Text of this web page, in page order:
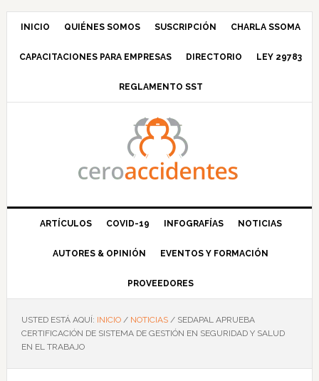
Saltar
navegación
Saltar
principal
Saltar
barra
principal
Saltar
INICIO QUIÉNES SOMOS SUSCRIPCIÓN CHARLA SSOMA
CAPACITACIONES PARA EMPRESAS DIRECTORIO LEY 29783
REGLAMENTO SST
ARTÍCULOS COVID-19 INFOGRAFÍAS NOTICIAS
AUTORES & OPINIÓN EVENTOS Y FORMACIÓN
PROVEEDORES
USTED ESTÁ AQUÍ: INICIO / NOTICIAS /SEDAPAL APRUEBA
CERTIFICACIÓN DE SISTEMA DE GESTIÓN EN SEGURIDAD Y SALUD
EN EL TRABAJO